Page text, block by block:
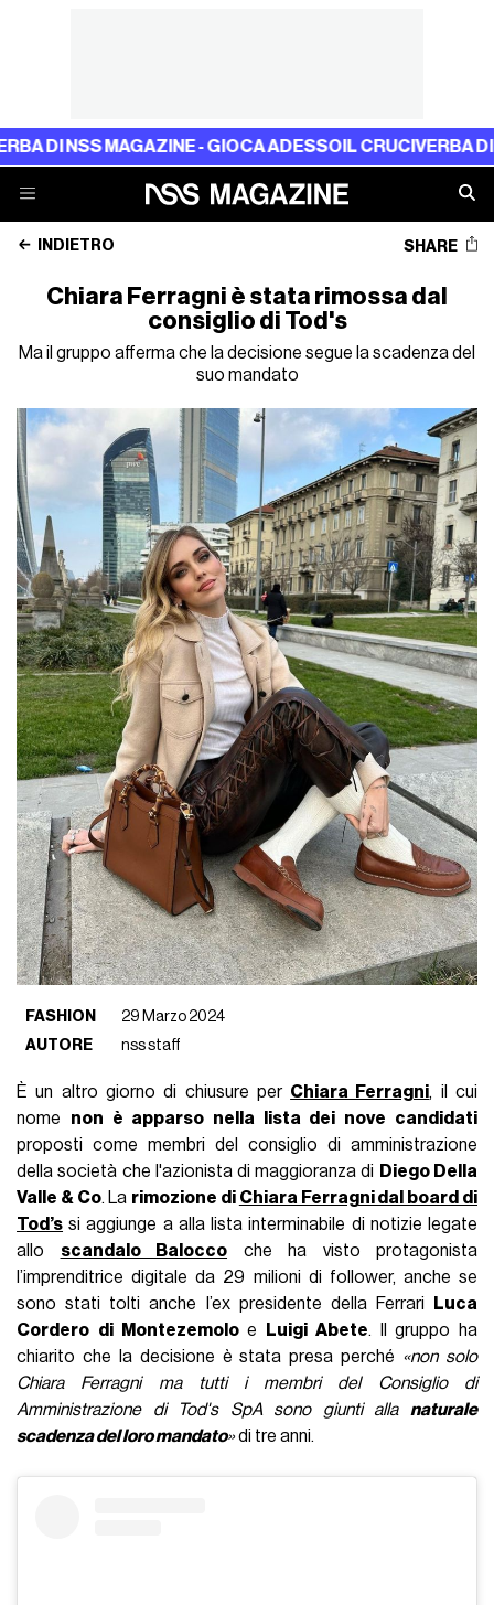
MAGAZINE - GIOCA ADESSOIL CRUCIVERBA DI NSS
INDIETRO SHARE
Chiara Ferragni è stata rimossa dal
consiglio di Tod's
Ma il gruppo afferma che la decisione segue la scadenza del
suo mandato
FASHION
29 Marzo 2024
AUTORE
nss staff
È un altro giorno di chiusure per Chiara Ferragni, il cui
nome non è apparso nella lista dei nove candidati
proposti come membri del consiglio di amministrazione
della società che l'azionista di maggioranza di Diego Della
Valle & Co. La rimozione di Chiara Ferragni dal board di
Tod’s si aggiunge a alla lista interminabile di notizie legate
allo scandalo Balocco che ha visto protagonista
l’imprenditrice digitale da 29 milioni di follower, anche se
sono stati tolti anche l’ex presidente della Ferrari
Luca
Cordero di Montezemoloe Luigi Abete. Il gruppo ha
chiarito che la decisione è stata presa perché «non solo
Chiara Ferragni ma tutti i membri del Consiglio di
Amministrazione di Tod's SpA sono giunti alla naturale
scadenza del loro mandato»di tre anni.